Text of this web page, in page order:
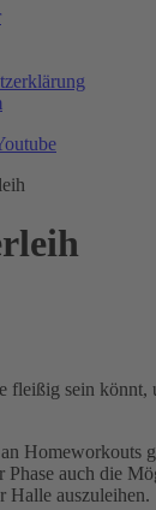
fleißig sein könnt,
Homeworkouts
Phase auch die
Halle auszuleihen.